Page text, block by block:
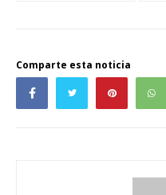
Comparte esta noticia